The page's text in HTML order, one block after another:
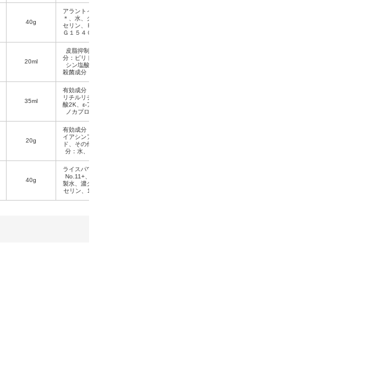
9メチルグル
コース、ペン
チレングリコ
ールほか
40g
アラントイン
＊、水、グリ
セリン、ＰＥ
Ｇ１５４０、
ロキシＰＧヒ
ドロキシエチ
ルヘキサデカ
ナミド、ジメ
チコンほか
20ml
皮脂抑制成
分：ピリドキ
シン塩酸塩
殺菌成分：イ
チルフェノー
ル 抗炎症成
分：アラント
イン
35ml
有効成分：グ
リチルリチン
酸2K、ε-アミ
ノカプロン
分：水、濃グ
リセリン、B
G、ペンチレ
ングリコー
ル、ほか
20g
有効成分：ナ
イアシンアミ
ド、その他成
分：水、 グ
動イソパラフ
ィ ン、BG、
ワセリン、ジ
メチコン、
マロニエエキ
スほか
40g
ライスパワー
No.11+、精
製水、濃グリ
セリン、1,3-